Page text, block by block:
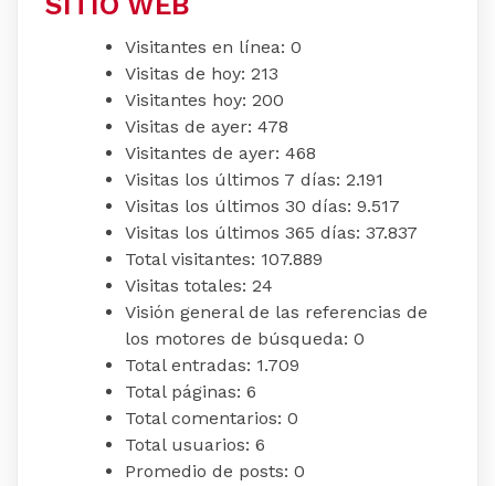
Visitantes en línea: 0
Visitas de hoy: 213
Visitantes hoy: 200
Visitas de ayer: 478
Visitantes de ayer: 468
Visitas los últimos 7 días: 2.191
Visitas los últimos 30 días: 9.517
Visitas los últimos 365 días: 37.837
Total visitantes: 107.889
Visitas totales: 24
Visión general de las referencias de
los motores de búsqueda: 0
Total entradas: 1.709
Total páginas: 6
Total comentarios: 0
Total usuarios: 6
Promedio de posts: 0